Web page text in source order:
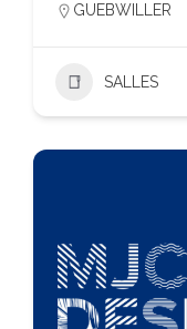
GUEBWILLER
SALLES